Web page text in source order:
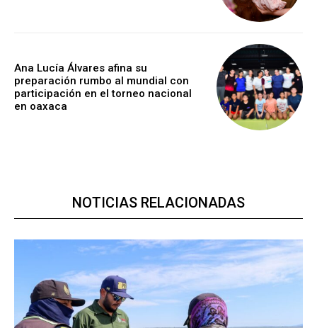
Ana Lucía Álvares afina su
preparación rumbo al mundial con
participación en el torneo nacional
en oaxaca
NOTICIAS RELACIONADAS